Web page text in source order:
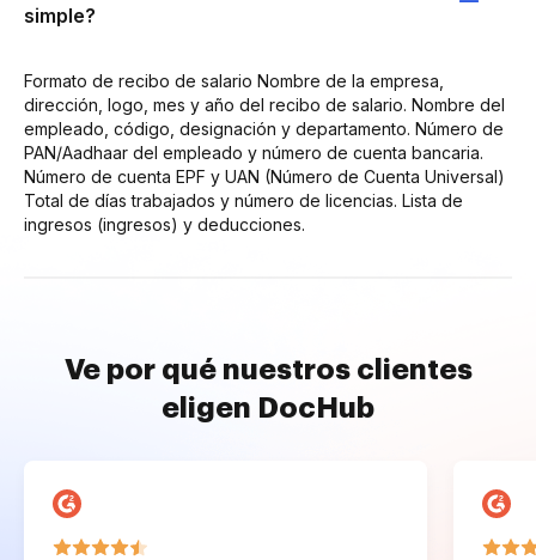
simple?
Formato de recibo de salario Nombre de la empresa,
dirección, logo, mes y año del recibo de salario. Nombre del
empleado, código, designación y departamento. Número de
PAN/Aadhaar del empleado y número de cuenta bancaria.
Número de cuenta EPF y UAN (Número de Cuenta Universal)
Total de días trabajados y número de licencias. Lista de
ingresos (ingresos) y deducciones.
Ve por qué nuestros clientes
eligen DocHub